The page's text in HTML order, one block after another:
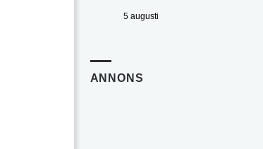
5 augusti
ANNONS